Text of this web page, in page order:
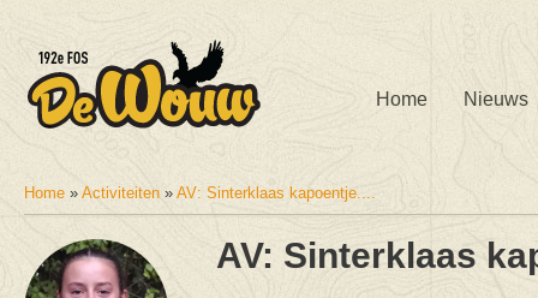
Home Nieuws
U bent hier
Home » Activiteiten » AV: Sinterklaas kapoentje....
AV: Sinterklaas